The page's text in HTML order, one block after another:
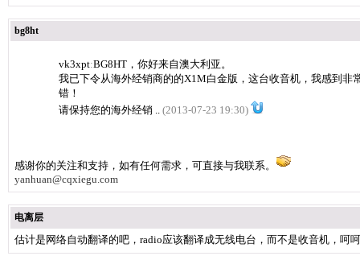
bg8ht
vk3xpt:BG8HT，你好来自澳大利亚。
我已下令从海外经销商的的X1M白金版，这台收音机，我感到
错！
请保持您的海外经销 .. (2013-07-23 19:30)
感谢你的关注和支持，如有任何需求，可直接与我联系。
yanhuan@cqxiegu.com
电离层
估计是网络自动翻译的吧，radio应该翻译成无线电台，而不是收音机，呵